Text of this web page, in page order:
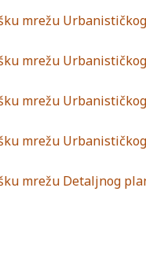
mrežu
mrežu
mrežu
mrežu
mrežu Detaljnog